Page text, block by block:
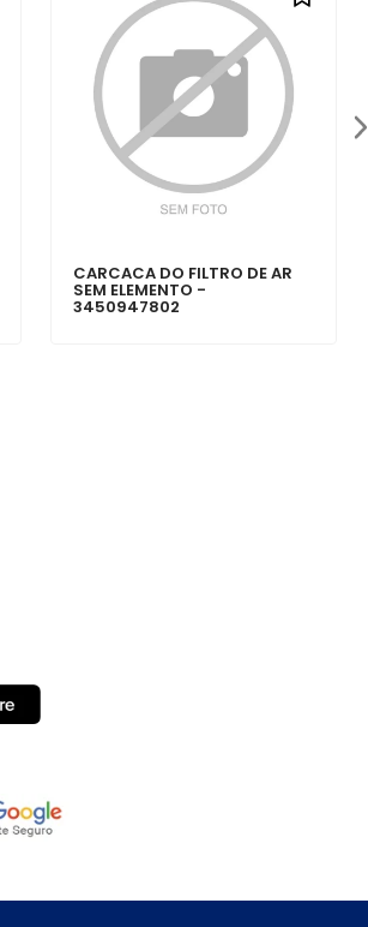
CARCACA DO FILTRO DE AR
SEM ELEMENTO -
3450947802